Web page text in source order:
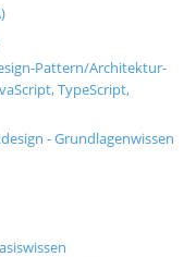
Pattern/Architektur-
TypeScript,
- Grundlagenwissen